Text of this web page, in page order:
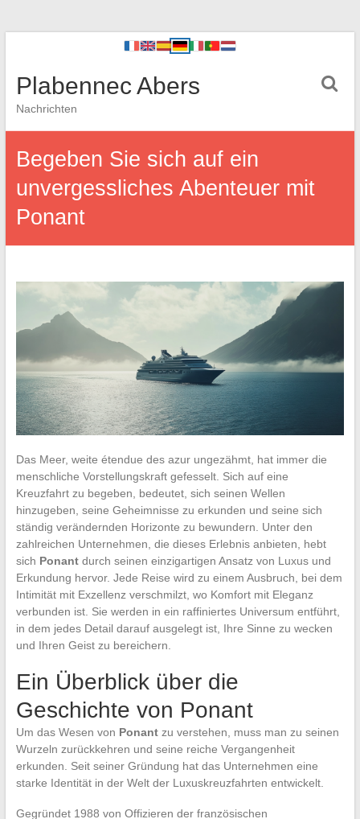
Plabennec Abers
Nachrichten
Begeben Sie sich auf ein
unvergessliches Abenteuer mit
Ponant
Das Meer, weite étendue des azur ungezähmt, hat immer die
menschliche Vorstellungskraft gefesselt. Sich auf eine
Kreuzfahrt zu begeben, bedeutet, sich seinen Wellen
hinzugeben, seine Geheimnisse zu erkunden und seine sich
ständig verändernden Horizonte zu bewundern. Unter den
zahlreichen Unternehmen, die dieses Erlebnis anbieten, hebt
sich Ponantdurch seinen einzigartigen Ansatz von Luxus und
Erkundung hervor. Jede Reise wird zu einem Ausbruch, bei dem
Intimität mit Exzellenz verschmilzt, wo Komfort mit Eleganz
verbunden ist. Sie werden in ein raffiniertes Universum entführt,
in dem jedes Detail darauf ausgelegt ist, Ihre Sinne zu wecken
und Ihren Geist zu bereichern.
Ein Überblick über die
Geschichte von Ponant
Um das Wesen von Ponantzu verstehen, muss man zu seinen
Wurzeln zurückkehren und seine reiche Vergangenheit
erkunden. Seit seiner Gründung hat das Unternehmen eine
starke Identität in der Welt der Luxuskreuzfahrten entwickelt.
Gegründet 1988 von Offizieren der französischen